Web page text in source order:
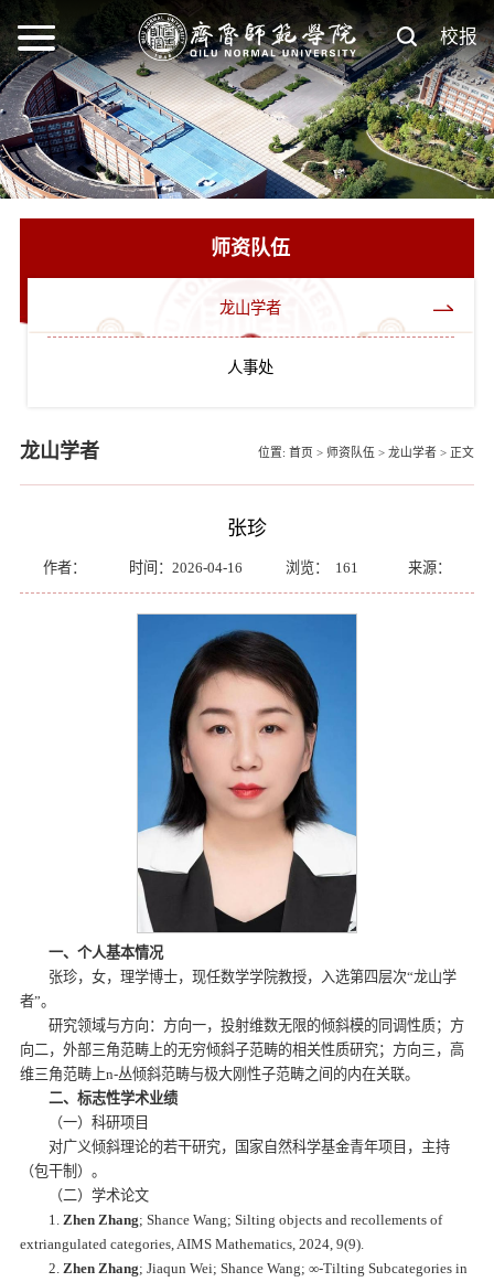
校报
师资队伍
龙山学者
人事处
龙山学者 位置: 首页 > 师资队伍 > 龙山学者 > 正文
张珍
作者： 时间：2026-04-16 浏览： 161 来源：
一、个人基本情况
张珍，女，理学博士，现任数学学院教授，入选第四层次“龙山学
者”。
研究领域与方向：方向一，投射维数无限的倾斜模的同调性质；方
向二，外部三角范畴上的无穷倾斜子范畴的相关性质研究；方向三，高
维三角范畴上n-丛倾斜范畴与极大刚性子范畴之间的内在关联。
二、标志性学术业绩
（一）科研项目
对广义倾斜理论的若干研究，国家自然科学基金青年项目，主持
（包干制）。
（二）学术论文
1. Zhen Zhang; Shance Wang; Silting objects and recollements of
extriangulated categories, AIMS Mathematics, 2024, 9(9).
2. Zhen Zhang; Jiaqun Wei; Shance Wang; ∞-Tilting Subcategories in